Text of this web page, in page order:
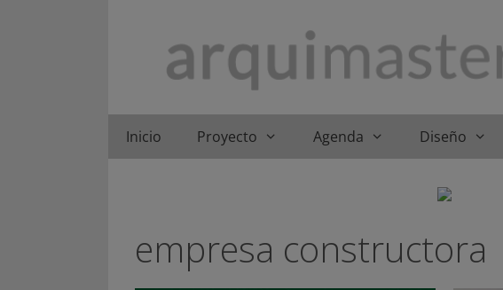
Inicio Proyecto Agenda Diseño
empresa constructora